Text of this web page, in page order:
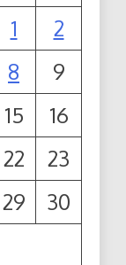
1
2
8
9
15
16
22
23
29
30